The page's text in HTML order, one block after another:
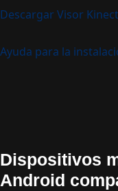
Descargar Visor Kinect
Ayuda para la
Dispositivos
Android